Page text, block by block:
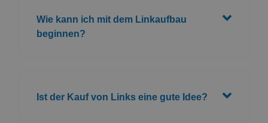
Wie kann ich mit dem Linkaufbau
beginnen?
Ist der Kauf von Links eine gute Idee?